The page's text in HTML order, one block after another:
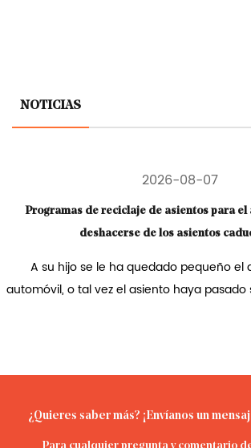
NOTICIAS
2026-08-07
Programas de reciclaje de asientos para el
deshacerse de los asientos
A su hijo se le ha quedado pequeño el
o tal vez el asiento haya pasado
¿Quieres saber más? ¡Envíanos un
Para cualquier pregunta y comentario